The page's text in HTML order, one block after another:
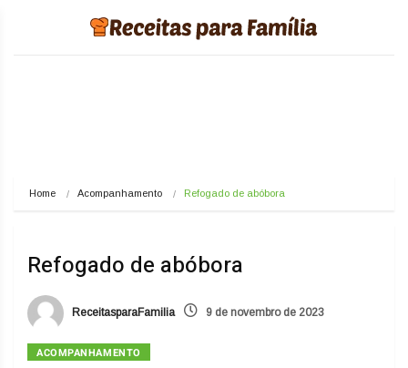
Home Acompanhamento Refogado de abóbora
Refogado de abóbora
ReceitasparaFamilia 9 de novembro de 2023
ACOMPANHAMENTO